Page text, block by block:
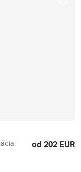
od 202 EUR